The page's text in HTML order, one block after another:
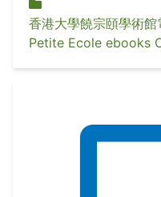
香港大學饒宗頤學術
Petite Ecole ebooks